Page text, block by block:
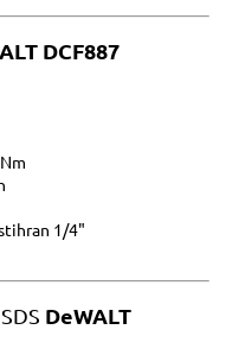
DCF887
1/4"
DeWALT